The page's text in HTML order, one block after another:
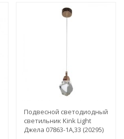
Подвесной светодиодный
светильник Kink Light
Джела 07863-1A,33 (20295)